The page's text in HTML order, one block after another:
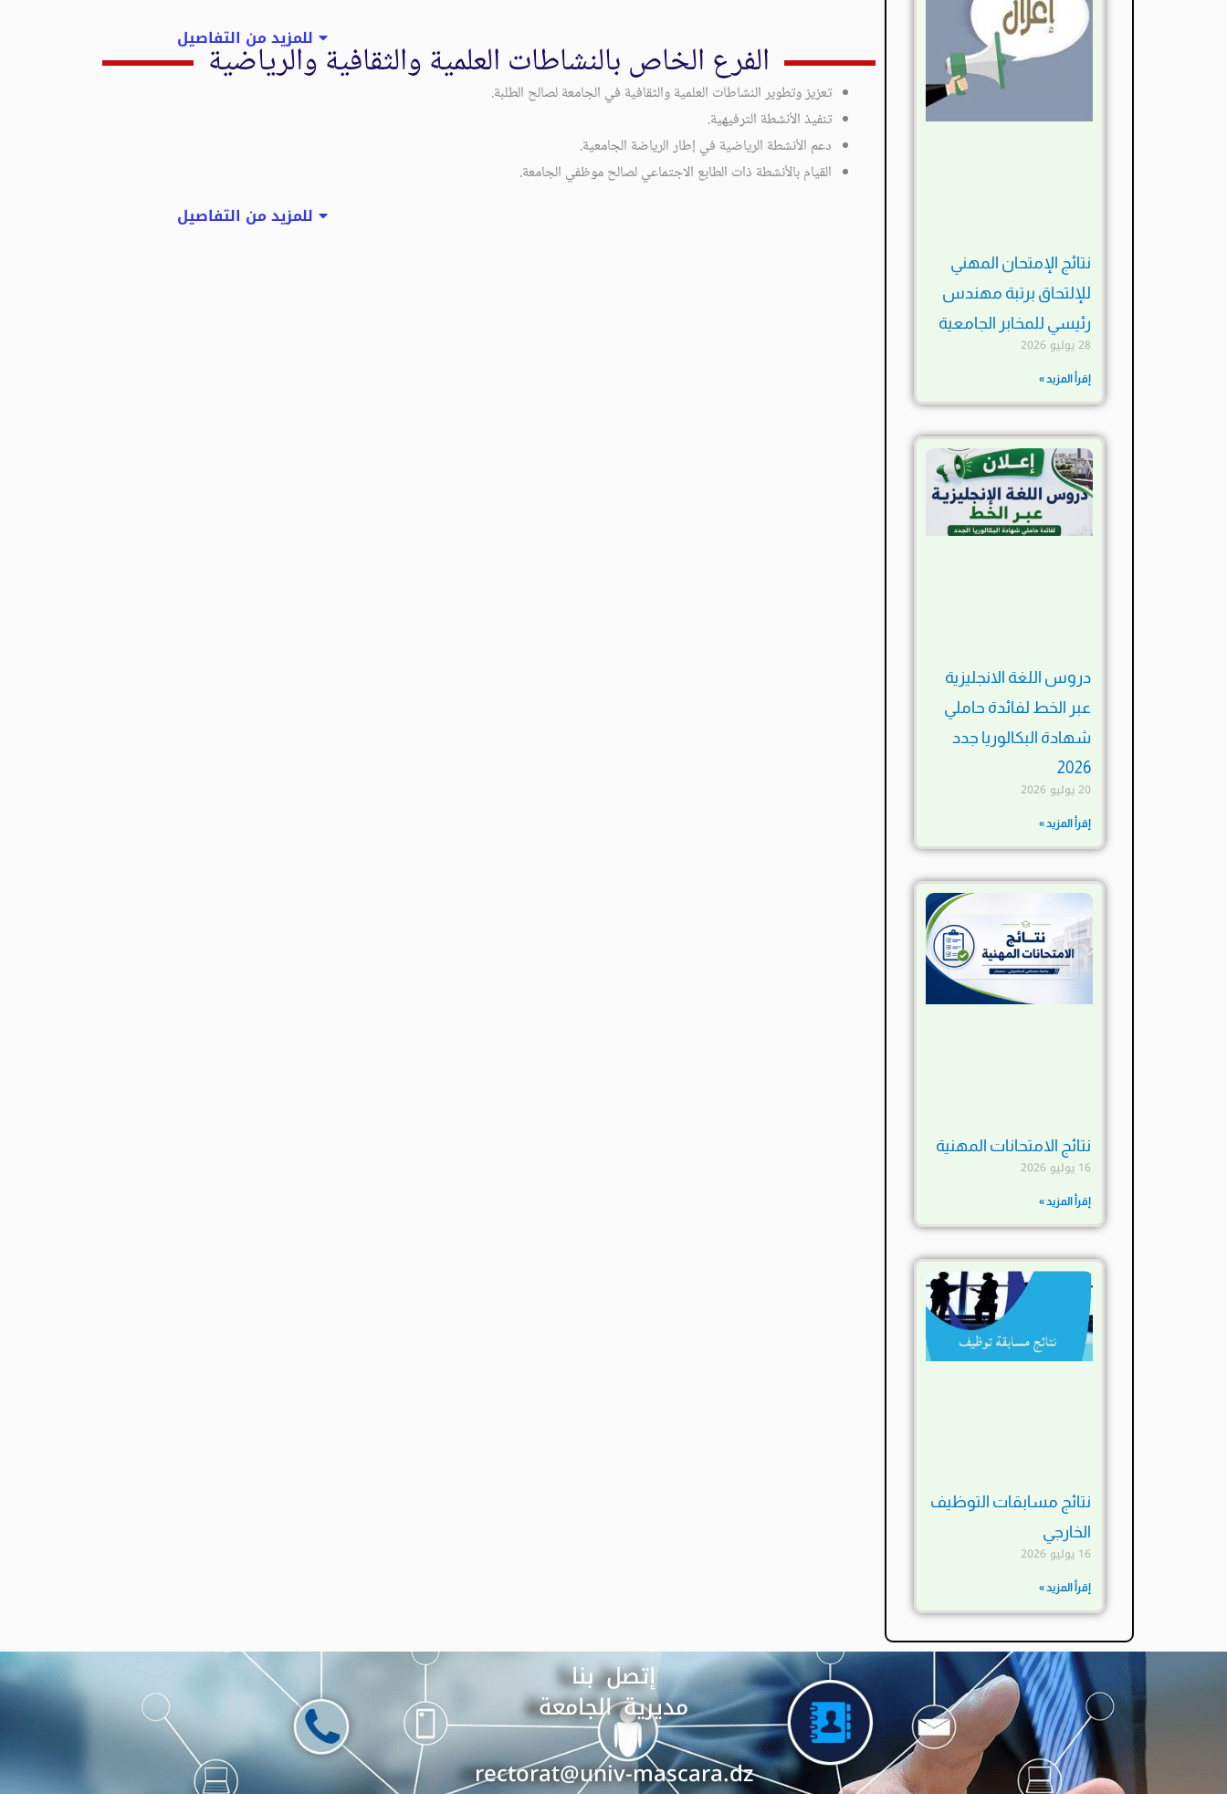
نتائج الإمتحان المهني
للإلتحاق برتبة مهندس
رئيسي للمخابر الجامعية
28 يوليو 2026
إقرأ المزيد »
دروس اللغة الانجليزية
عبر الخط لفائدة حاملي
شهادة البكالوريا جدد
2026
20 يوليو 2026
إقرأ المزيد »
نتائج الامتحانات المهنية
16 يوليو 2026
إقرأ المزيد »
نتائج مسابقات التوظيف
الخارجي
16 يوليو 2026
إقرأ المزيد »
للمزيد من التفاصيل
الفرع الخاص بالنشاطات العلمية والثقافية والرياضية
تعزيز وتطوير النشاطات العلمية والثقافية في الجامعة لصالح الطلبة.
تنفيذ الأنشطة الترفيهية.
دعم الأنشطة الرياضية في إطار الرياضة الجامعية.
القيام بالأنشطة ذات الطابع الاجتماعي لصالح موظفي الجامعة.
للمزيد من التفاصيل
إتصل بنا
مديرية الجامعة
rectorat@univ-mascara.dz